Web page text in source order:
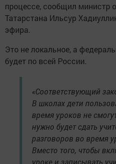
процессе, сообщил министр
Татарстана Ильсур
эфира.
Это не локальное, а
будет по всей России.
«Соответствующий
В школах дети
время уроков не
нужно будет сдать
разговоров во время
Вместо того, чтобы
уроке и записывать